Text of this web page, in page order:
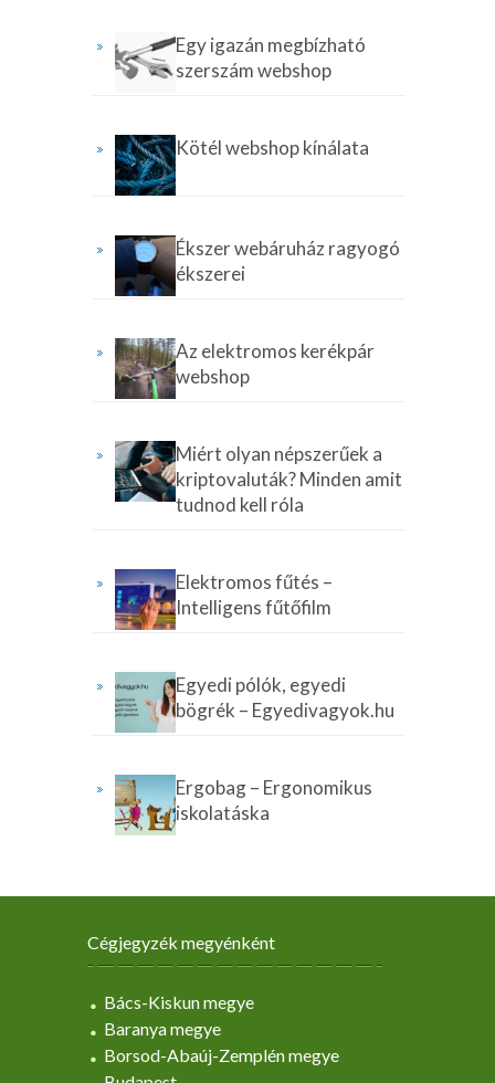
Egy igazán megbízható
szerszám webshop
Kötél webshop kínálata
Ékszer webáruház ragyogó
ékszerei
Az elektromos kerékpár
webshop
Miért olyan népszerűek a
kriptovaluták? Minden amit
tudnod kell róla
Elektromos fűtés –
Intelligens fűtőfilm
Egyedi pólók, egyedi
bögrék – Egyedivagyok.hu
Ergobag – Ergonomikus
iskolatáska
Cégjegyzék megyénként
Bács-Kiskun megye
Baranya megye
Borsod-Abaúj-Zemplén megye